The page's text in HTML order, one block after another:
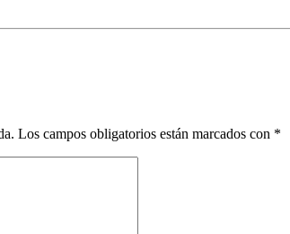
Los campos obligatorios están marcados con *